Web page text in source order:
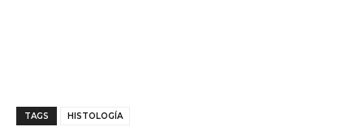
TAGS HISTOLOGÍA